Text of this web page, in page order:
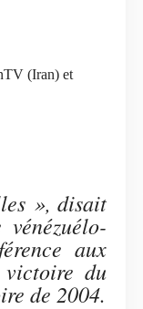
(Iran) et
», disait
aux
du
de 2004.